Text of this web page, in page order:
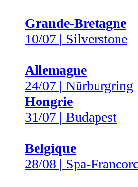
Grande-Bretagne
10/07 | Silverstone
Allemagne
24/07 | Nürburgring
Hongrie
31/07 | Budapest
Belgique
28/08 | Spa-